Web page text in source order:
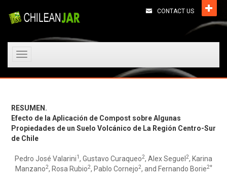
CONTACT US
Toggle
RESUMEN.
Efecto de la Aplicación de Compost sobre Algunas
Propiedades de un Suelo Volcánico de La Región Centro-Sur
de Chile
Pedro José Valarini1, Gustavo Curaqueo2, Alex Seguel 2, Karina
Manzano2, Rosa Rubio2, Pablo Cornejo2, and Fernando Borie2*